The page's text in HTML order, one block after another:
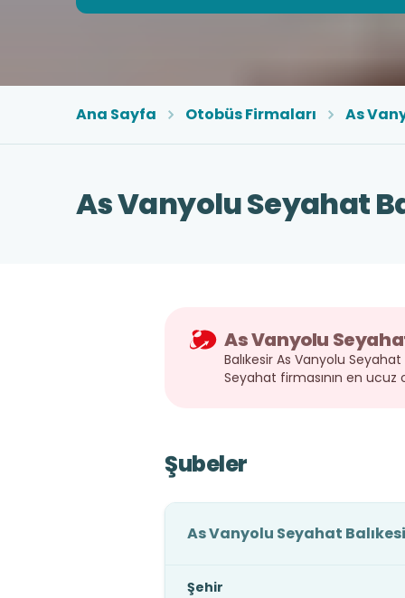
Ana Sayfa Otobüs Firmaları As
As Vanyolu Seyahat
As Vanyolu
Balıkesir As Vanyolu
Seyahat firmasının en
Şubeler
As Vanyolu Seyahat
Şehir